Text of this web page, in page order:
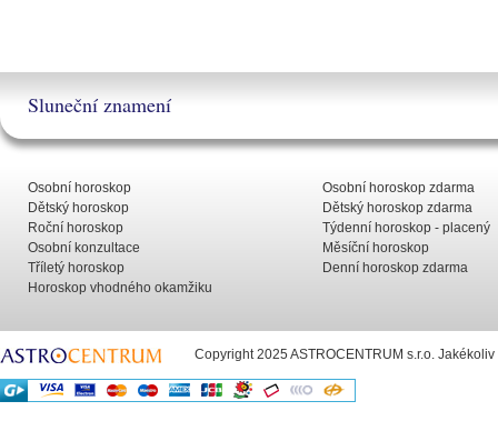
Sluneční znamení
Osobní horoskop
Dětský horoskop
Roční horoskop
Osobní konzultace
Tříletý horoskop
Horoskop vhodného okamžiku
Osobní horoskop zdarma
Dětský horoskop zdarma
Týdenní horoskop - placený
Měsíční horoskop
Denní horoskop zdarma
Copyright 2025 ASTROCENTRUM s.r.o.